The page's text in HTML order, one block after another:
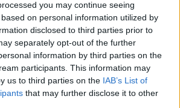
you may continue seeing
on personal information utilized by
disclosed to third parties prior to
separately opt-out of the further
information by third parties on the
participants. This information may
us to third parties on the IAB’s List of
that may further disclose it to other